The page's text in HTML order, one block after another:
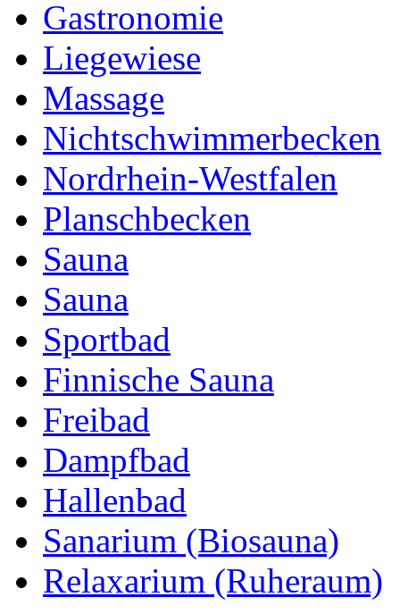
Gastronomie
Liegewiese
Massage
Nichtschwimmerbecken
Nordrhein-Westfalen
Planschbecken
Sauna
Sauna
Sportbad
Finnische Sauna
Freibad
Dampfbad
Hallenbad
Sanarium (Biosauna)
Relaxarium (Ruheraum)